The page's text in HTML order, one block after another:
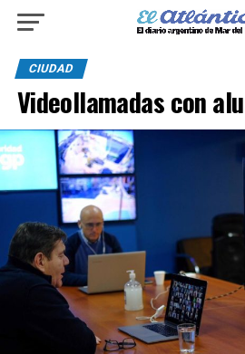
CIUDAD
Videollamadas con